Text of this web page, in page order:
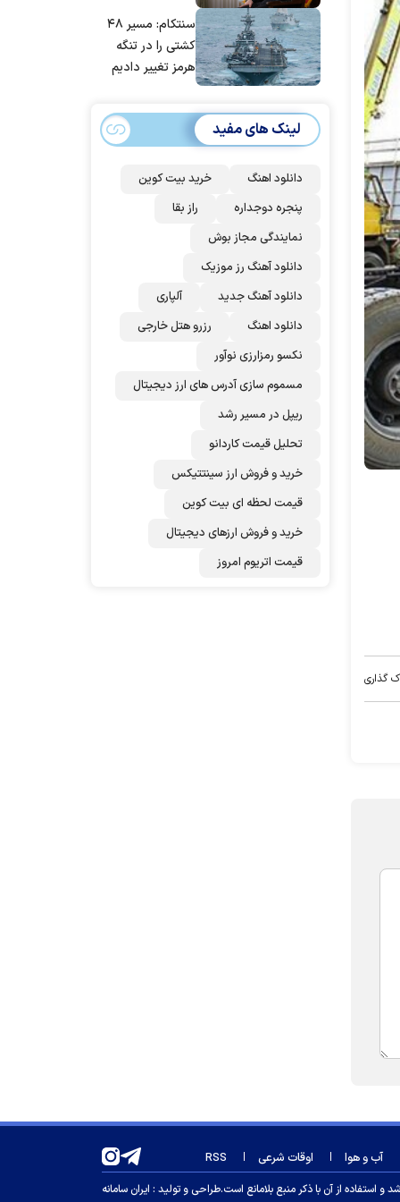
گذاری
مردم ایران استسنتکام: مسیر ۴۸
کشتی را در تنگه
هرمز تغییر دادیم
لینک های مفید
دانلود اهنگ
خرید بیت کوین
پنجره دوجداره
راز بقا
نمایندگی مجاز بوش
دانلود آهنگ رز‌ موزیک
دانلود آهنگ جدید
آلپاری
دانلود اهنگ
رزرو هتل خارجی
نکسو رمزارزی نوآور
مسموم سازی آدرس های ارز دیجیتال
ریپل در مسیر رشد
تحلیل قیمت کاردانو
خرید و فروش ارز سینتتیکس
قیمت لحظه ای بیت کوین
خرید و فروش ارزهای دیجیتال
قیمت اتریوم امروز
آب و هوا اوقات شرعی RSS
استفاده از آن با ذکر منبع بلامانع است.طراحی و تولید : ایران سامانه